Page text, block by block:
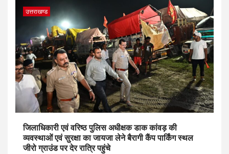
उत्तराखण्ड
जिलाधिकारी एवं वरिष्ठ पुलिस अधीक्षक डाक कांवड़ की
व्यवस्थाओं एवं सुरक्षा का जायजा लेने बैरागी कैंप पार्किंग स्थल
जीरो ग्राउंड पर देर रात्रि पहुंचे